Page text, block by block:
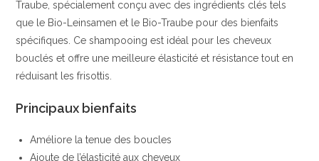
bio
et
raisin
bio
|
NATURKOSMETIK
Traube, spécialement conçu avec des ingrédients clés tels
que le Bio-Leinsamen et le Bio-Traube pour des bienfaits
spécifiques. Ce shampooing est idéal pour les cheveux
bouclés et offre une meilleure élasticité et résistance tout en
réduisant les frisottis.
Principaux bienfaits
Améliore la tenue des boucles
Ajoute de l’élasticité aux cheveux